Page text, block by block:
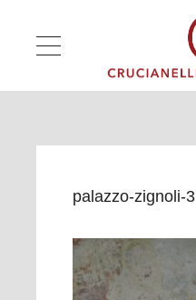
palazzo-zignoli-3